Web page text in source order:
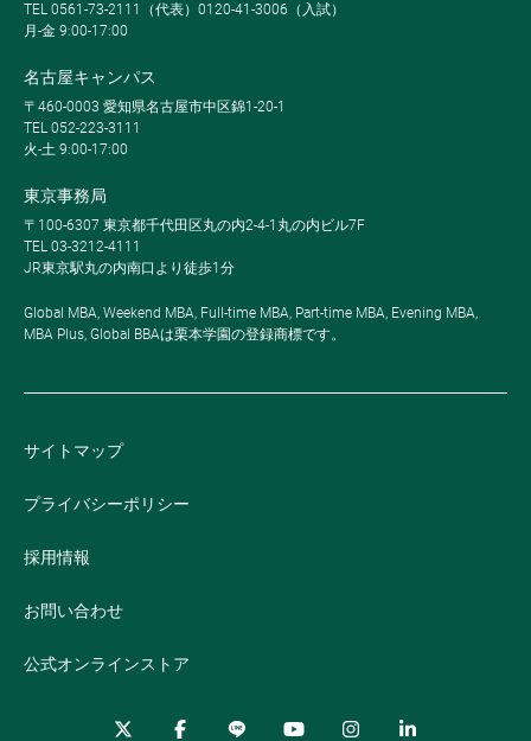
TEL 0561-73-2111（代表）0120-41-3006（入試）
月-金 9:00-17:00
名古屋キャンパス
〒460-0003 愛知県名古屋市中区錦1-20-1
TEL 052-223-3111
火-土 9:00-17:00
東京事務局
〒100-6307 東京都千代田区丸の内2-4-1丸の内ビル7F
TEL 03-3212-4111
JR東京駅丸の内南口より徒歩1分
Global MBA, Weekend MBA, Full-time MBA, Part-time MBA, Evening MBA,
MBA Plus, Global BBAは栗本学園の登録商標です。
サイトマップ
プライバシーポリシー
採用情報
お問い合わせ
公式オンラインストア